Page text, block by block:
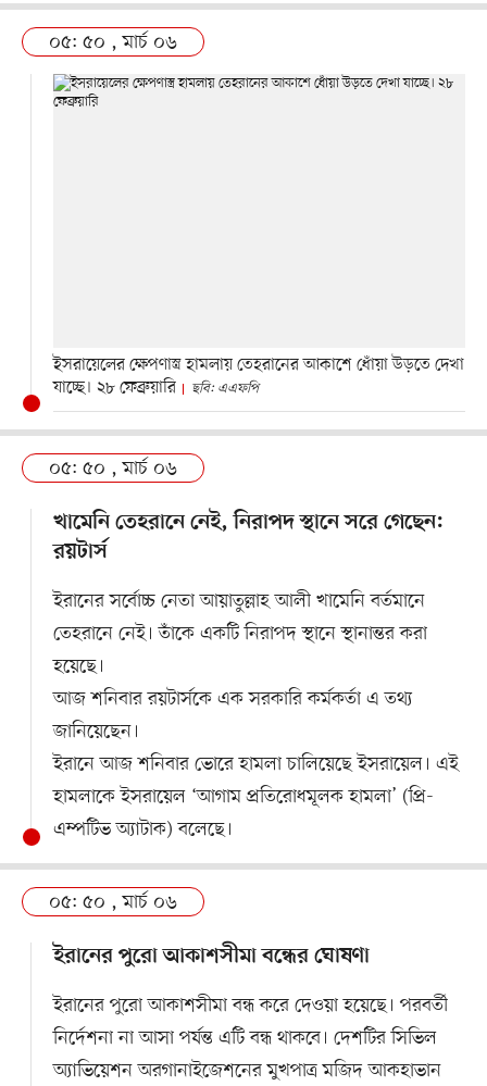
০৫: ৫০ , মার্চ ০৬
ইসরায়েলের ক্ষেপণাস্ত্র হামলায় তেহরানের আকাশে ধোঁয়া উড়তে দেখা
যাচ্ছে। ২৮ ফেব্রুয়ারি
ছবি: এএফপি
০৫: ৫০ , মার্চ ০৬
খামেনি তেহরানে নেই, নিরাপদ স্থানে সরে গেছেন:
রয়টার্স
ইরানের সর্বোচ্চ নেতা আয়াতুল্লাহ আলী খামেনি বর্তমানে
তেহরানে নেই। তাঁকে একটি নিরাপদ স্থানে স্থানান্তর করা
হয়েছে।
আজ শনিবার রয়টার্সকে এক সরকারি কর্মকর্তা এ তথ্য
জানিয়েছেন।
ইরানে আজ শনিবার ভোরে হামলা চালিয়েছে ইসরায়েল। এই
হামলাকে ইসরায়েল ‘আগাম প্রতিরোধমূলক হামলা’ (প্রি-
এম্পটিভ অ্যাটাক) বলেছে।
০৫: ৫০ , মার্চ ০৬
ইরানের পুরো আকাশসীমা বন্ধের ঘোষণা
ইরানের পুরো আকাশসীমা বন্ধ করে দেওয়া হয়েছে। পরবর্তী
নির্দেশনা না আসা পর্যন্ত এটি বন্ধ থাকবে। দেশটির সিভিল
অ্যাভিয়েশন অরগানাইজেশনের মুখপাত্র মজিদ আকহাভান